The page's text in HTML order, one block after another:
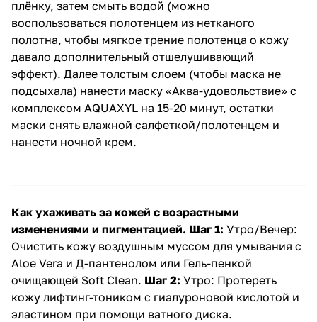
плёнку, затем смыть водой (можно
воспользоваться полотенцем из нетканого
полотна, чтобы мягкое трение полотенца о кожу
давало дополнительный отшелушивающий
эффект). Далее толстым слоем (чтобы маска не
подсыхала) нанести маску «Аква-удовольствие» с
комплексом AQUAXYL на 15-20 минут, остатки
маски снять влажной салфеткой/полотенцем и
нанести ночной крем.
Как ухаживать за кожей с возрастными
изменениями и пигментацией. Шаг 1: Утро/Вечер:
Очистить кожу воздушным муссом для умывания с
Aloe Vera и Д-пантенолом или Гель-пенкой
очищающей Soft Clean. Шаг 2: Утро: Протереть
кожу лифтинг-тоником с гиалуроновой кислотой и
эластином при помощи ватного диска.